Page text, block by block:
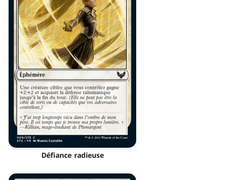
Défiance radieuse